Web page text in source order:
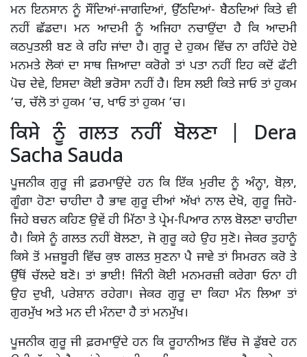
ਮਨ ਇਨਸਾਨ ਨੂੰ ਸੌਂਦਿਆਂ-ਜਾਗਦਿਆਂ, ਉੱਠਦਿਆਂ- ਬੈਠਦਿਆਂ ਕਿਤੇ ਵੀ
ਨਹੀਂ ਛੱਡਦਾ। ਮਨ ਆਦਮੀ ਨੂੰ ਅਜਿਹਾ ਨਚਾਉਂਦਾ ਹੈ ਕਿ ਆਦਮੀ
ਕਠਪੁਤਲੀ ਬਣ ਕੇ ਰਹਿ ਜਾਂਦਾ ਹੈ। ਗੁਰੂ ਦੇ ਹੁਕਮ ਵਿੱਚ ਨਾ ਰਹਿੰਦੇ ਹੋਏ
ਮਨਮਤੇ ਲੋਕਾਂ ਦਾ ਸਾਥ ਜ਼ਿਆਦਾ ਕਰੋਗੇ ਤਾਂ ਪਤਾ ਨਹੀਂ ਇਹ ਕਦੋਂ ਫੱਟੀ
ਪੋਚ ਦੇਵੇ, ਇਸਦਾ ਕੋਈ ਭਰੋਸਾ ਨਹੀਂ ਹੈ। ਇਸ ਲਈ ਕਿਤੇ ਜਾਓ ਤਾਂ ਹੁਕਮ
’ਚ, ਚੱਲੋ ਤਾਂ ਹੁਕਮ ’ਚ, ਖਾਓ ਤਾਂ ਹੁਕਮ ’ਚ।
ਕਿਸੇ ਨੂੰ ਗਲਤ ਨਹੀਂ ਬੋਲਣਾ | Dera
Sacha Sauda
ਪੂਜਨੀਕ ਗੁਰੂ ਜੀ ਫ਼ਰਮਾਉਂਦੇ ਹਨ ਕਿ ਇੱਕ ਮੁਰੀਦ ਨੂੰ ਅੰਨ੍ਹਾ, ਬੋਲ਼ਾ,
ਗੂੰਗਾ ਹੋਣਾ ਚਾਹੀਦਾ ਹੈ ਭਾਵ ਗੁਰੂ ਦੀਆਂ ਅੱਖਾਂ ਨਾਲ ਦੇਖੋ, ਗੁਰੂ ਜਿਹੋ-
ਜਿਹੇ ਬਚਨ ਕਹਿਣ ਉਵੇਂ ਹੀ ਮਿੱਠਾ ਤੇ ਪ੍ਰੇਮ-ਪਿਆਰ ਨਾਲ ਬੋਲਣਾ ਚਾਹੀਦਾ
ਹੈ। ਕਿਸੇ ਨੂੰ ਗਲਤ ਨਹੀਂ ਬੋਲਣਾ, ਜੋ ਗੁਰੂ ਕਹੇ ਉਹ ਸੁਣੋ। ਜੇਕਰ ਤੁਹਾਨੂੰ
ਕਿਸੇ ਤੋਂ ਮਜ਼ਬੂਰੀ ਵਿੱਚ ਕੁਝ ਗਲਤ ਸੁਣਨਾ ਪੈ ਜਾਵੇ ਤਾਂ ਸਿਮਰਨ ਕਰੋ ਤੇ
ਉੱਥੋਂ ਚੱਲਦੇ ਬਣੋ। ਤਾਂ ਭਾਈ! ਜਿੰਨੀ ਕੋਈ ਮਨਮਰਜ਼ੀ ਕਰੇਗਾ ਓਨਾ ਹੀ
ਉਹ ਦੁਖੀ, ਪਰੇਸ਼ਾਨ ਰਹੇਗਾ। ਜੇਕਰ ਗੁਰੂ ਦਾ ਕਿਹਾ ਮੰਨ ਲਿਆ ਤਾਂ
ਗੁਰਮੁੱਖ ਅਤੇ ਮਨ ਦੀ ਮੰਨਦਾ ਹੈ ਤਾਂ ਮਨਮੁੱਖ।
ਪੂਜਨੀਕ ਗੁਰੂ ਜੀ ਫ਼ਰਮਾਉਂਦੇ ਹਨ ਕਿ ਰੂਹਾਨੀਅਤ ਵਿੱਚ ਜੋ ਡੁੱਬਦੇ ਹਨ